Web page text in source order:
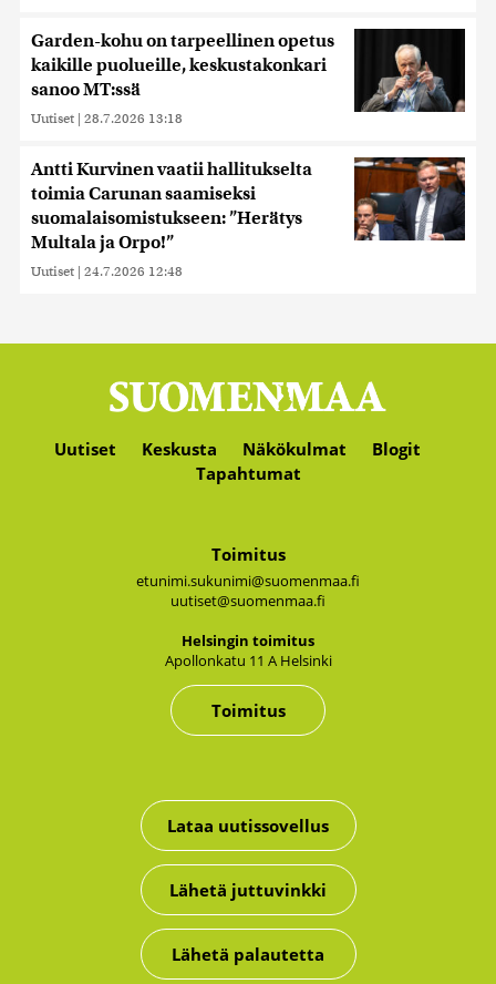
Garden-kohu on tarpeellinen opetus
kaikille puolueille, keskustakonkari
sanoo MT:ssä
Uutiset | 28.7.2026 13:18
Antti Kurvinen vaatii hallitukselta
toimia Carunan saamiseksi
suomalaisomistukseen: ”Herätys
Multala ja Orpo!”
Uutiset | 24.7.2026 12:48
Uutiset Keskusta Näkökulmat
Blogit
Tapahtumat
Toimitus
etunimi.sukunimi@suomenmaa.fi
uutiset@suomenmaa.fi
Hel­sin­gin toi­mi­tus
Apol­lon­ka­tu 11 A Hel­sin­ki
Toimitus
Lataa uutissovellus
Lähetä juttuvinkki
Lähetä palautetta